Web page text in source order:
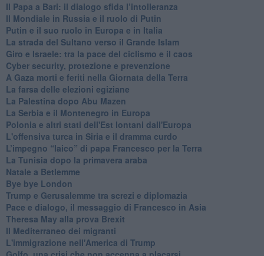
Il Papa a Bari: il dialogo sfida l’intolleranza
Il Mondiale in Russia e il ruolo di Putin
Putin e il suo ruolo in Europa e in Italia
La strada del Sultano verso il Grande Islam
Giro e Israele: tra la pace del ciclismo e il caos
Cyber security, protezione e prevenzione
A Gaza morti e feriti nella Giornata della Terra
La farsa delle elezioni egiziane
La Palestina dopo Abu Mazen
La Serbia e il Montenegro in Europa
Polonia e altri stati dell'Est lontani dall'Europa
L'offensiva turca in Siria e il dramma curdo
L’impegno “laico” di papa Francesco per la Terra
La Tunisia dopo la primavera araba
Natale a Betlemme
Bye bye London
Trump e Gerusalemme tra screzi e diplomazia
Pace e dialogo, il messaggio di Francesco in Asia
Theresa May alla prova Brexit
Il Mediterraneo dei migranti
L'immigrazione nell'America di Trump